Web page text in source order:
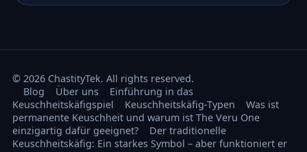
© 2026 ChastityTek. All rights reserved.
Blog
Über uns
Einführung in das
Keuschheitskäfigspiel
Keuschheitskäfig-Typen
Was ist
permanente Keuschheit und warum ist The Veru One
einzigartig dafür geeignet?
Der traditionelle
Keuschheitskäfig: Ein starkes Symbol – aber funktioniert er